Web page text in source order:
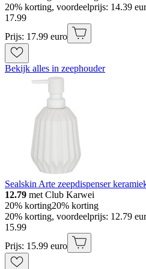
20% korting, voordeelprijs: 14.39
17.99
Prijs: 17.99 euro
Bekijk alles in zeephouder
Sealskin Arte zeepdispenser
12.79 met Club Karwei
20% korting20% korting
20% korting, voordeelprijs: 12.79
15.99
Prijs: 15.99 euro